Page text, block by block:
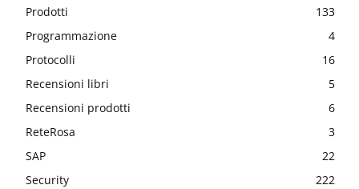
Prodotti
133
Programmazione
4
Protocolli
16
Recensioni libri
5
Recensioni prodotti
6
ReteRosa
3
SAP
22
Security
222